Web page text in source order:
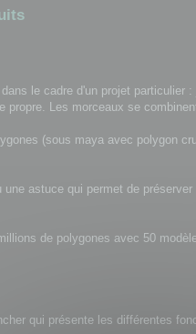
le cadre d'un projet
propre. Les morceaux se
(sous maya avec polygon
astuce qui permet de
de polygones avec 50
qui présente les différentes